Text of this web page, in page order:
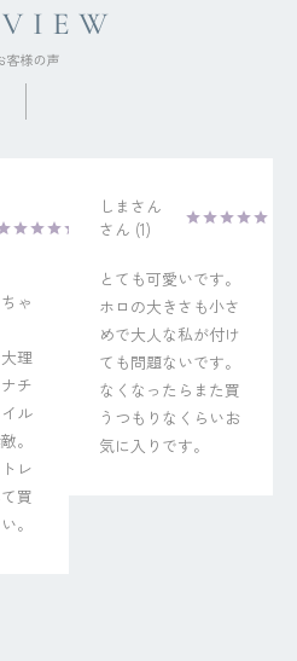
ゃ
理
チ
ル
。
レ
買
。
しまさん
1
とても可愛いです。
ホロの大きさも小さ
めで大人な私が付け
ても問題ないです。
なくなったらまた買
うつもりなくらいお
気に入りです。